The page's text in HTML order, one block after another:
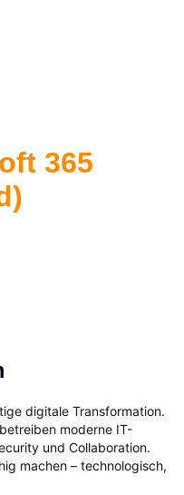
365
digitale Transformation.
moderne IT-
und Collaboration.
machen – technologisch,